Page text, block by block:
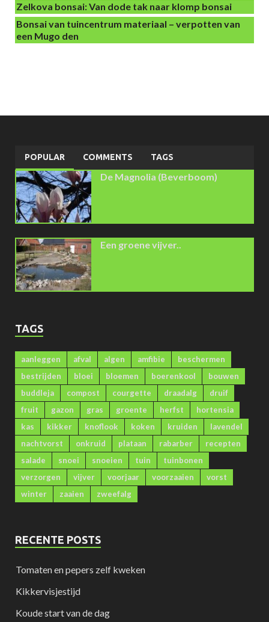
Zelkova bonsai: Van dode tak naar klomp bonsai
Bonsai van tuincentrum materiaal – verpotten van
een Mugo den
POPULAR COMMENTS TAGS
De Magnolia (Beverboom)
Een groene vijver..
TAGS
aanleggen afval algen amfibie
beschermen
bestrijden
bloei bloemen boerenkool
bouwen
buddleja
compost courgette draadalg
druif
fruit
gazon gras groente herfst
hortensia
kas
kikker knoflook koken kruiden
lavendel
nachtvorst
onkruid plataan rabarber
recepten
salade
snoei snoeien tuin
tuinbonen
verzorgen
vijver voorjaar voorzaaien
vorst
winter
zaaien zweefalg
RECENTE POSTS
Tomaten en pepers zelf kweken
Kikkervisjestijd
Koude start van de dag